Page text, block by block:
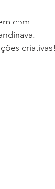
com
criativas!